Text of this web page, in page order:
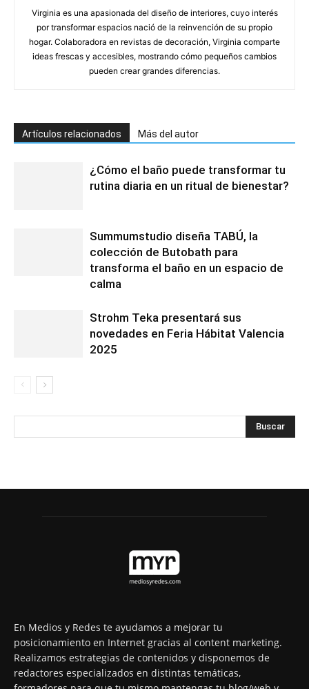
Virginia es una apasionada del diseño de interiores, cuyo interés
por transformar espacios nació de la reinvención de su propio
hogar. Colaboradora en revistas de decoración, Virginia comparte
ideas frescas y accesibles, mostrando cómo pequeños cambios
pueden crear grandes diferencias.
Artículos relacionados Más del autor
¿Cómo el baño puede transformar tu
rutina diaria en un ritual de bienestar?
Summumstudio diseña TABÚ, la
colección de Butobath para
transforma el baño en un espacio de
calma
Strohm Teka presentará sus
novedades en Feria Hábitat Valencia
2025
En Medios y Redes te ayudamos a mejorar tu
posicionamiento en Internet gracias al content marketing.
Realizamos estrategias de contenidos y disponemos de
redactores especializados en distintas temáticas,